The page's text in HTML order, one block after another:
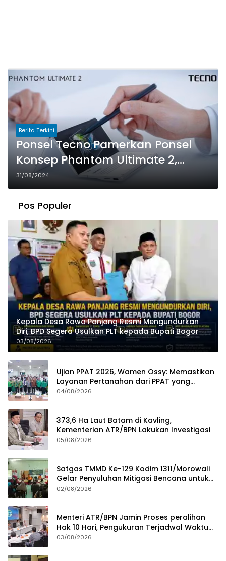
Berita Terkini
Ponsel Tecno Pamerkan Ponsel
Konsep Phantom Ultimate 2,
Ponsel dengan Tiga Lipatan
31/08/2024
Pos Populer
Kepala Desa Rawa Panjang Resmi Mengundurkan
Diri, BPD Segera Usulkan PLT kepada Bupati Bogor
03/08/2026
Ujian PPAT 2026, Wamen Ossy: Memastikan
Layanan Pertanahan dari PPAT yang
Kompeten, Profesional dan Berintegritas
04/08/2026
373,6 Ha Laut Batam di Kavling,
Kementerian ATR/BPN Lakukan Investigasi
05/08/2026
Satgas TMMD Ke-129 Kodim 1311/Morowali
Gelar Penyuluhan Mitigasi Bencana untuk
Warga
02/08/2026
Menteri ATR/BPN Jamin Proses peralihan
Hak 10 Hari, Pengukuran Terjadwal Waktu
Tunggu 7 Hari
03/08/2026